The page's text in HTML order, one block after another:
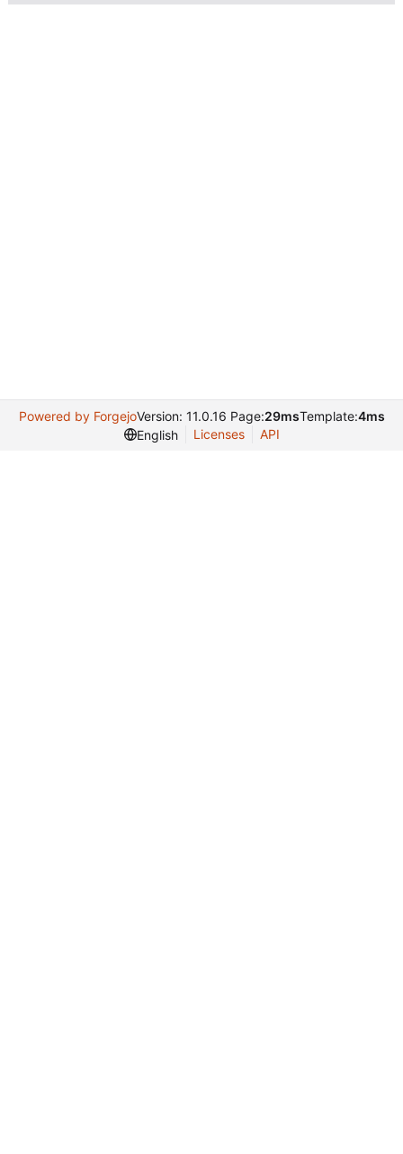
Powered by ForgejoVersion: 11.0.16 Page:29msTemplate:4ms
English
Licenses API